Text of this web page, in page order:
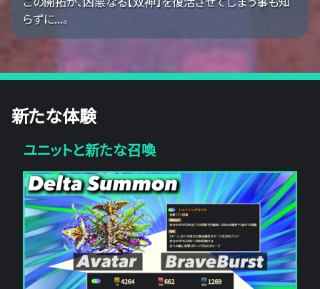
らずに...。
新たな体験
ユニットと新たな召喚